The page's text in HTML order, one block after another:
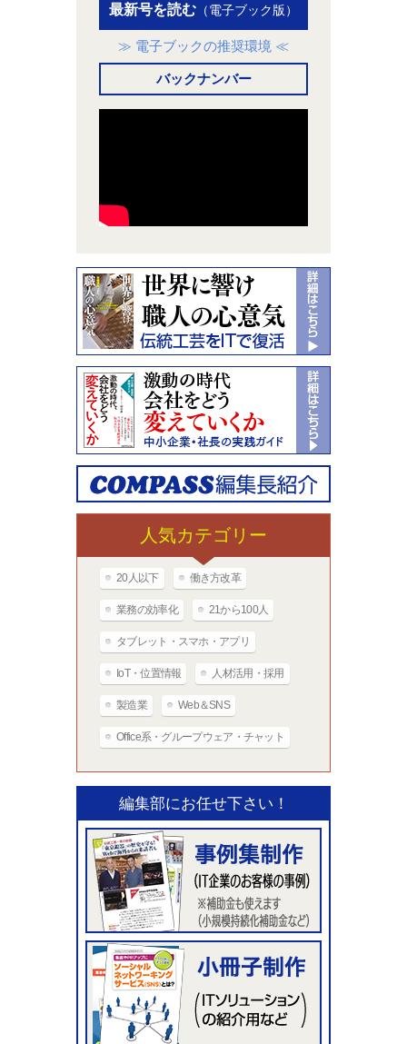
最新号を読む （電子ブック版）
≫ 電子ブックの推奨環境 ≪
バックナンバー
人気カテゴリー
20人以下 働き方改革
業務の効率化 21から100人
タブレット・スマホ・アプリ
IoT・位置情報 人材活用・採用
製造業 Web＆SNS
Office系・グループウェア・チャット
編集部にお任せ下さい！